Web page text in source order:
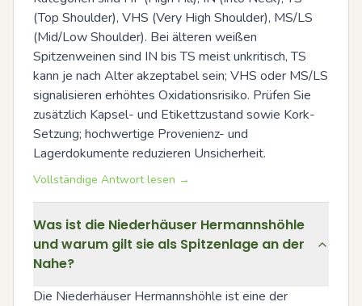
(Top Shoulder), VHS (Very High Shoulder), MS/LS
(Mid/Low Shoulder). Bei älteren weißen
Spitzenweinen sind IN bis TS meist unkritisch, TS
kann je nach Alter akzeptabel sein; VHS oder MS/LS
signalisieren erhöhtes Oxidationsrisiko. Prüfen Sie
zusätzlich Kapsel- und Etikettzustand sowie Kork-
Setzung; hochwertige Provenienz- und
Lagerdokumente reduzieren Unsicherheit.
Vollständige Antwort lesen →
Was ist die Niederhäuser Hermannshöhle
und warum gilt sie als Spitzenlage an der
Nahe?
Die Niederhäuser Hermannshöhle ist eine der